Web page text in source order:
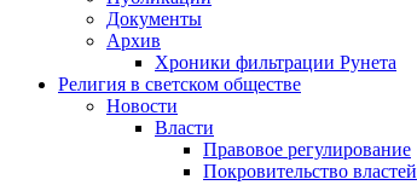
Документы
Архив
Хроники фильтрации Рунета
Религия в светском обществе
Новости
Власти
Правовое регулирование
Покровительство властей